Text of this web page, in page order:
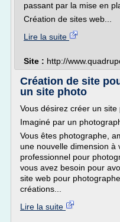
passant par la mise en
Création de sites web...
Lire la suite
Site : http://
Création de site
un site photo
Vous désirez créer un
Imaginé par un
Vous êtes photographe,
une nouvelle dimension à
professionnel pour
vous avez besoin pour
site web pour
créations...
Lire la suite